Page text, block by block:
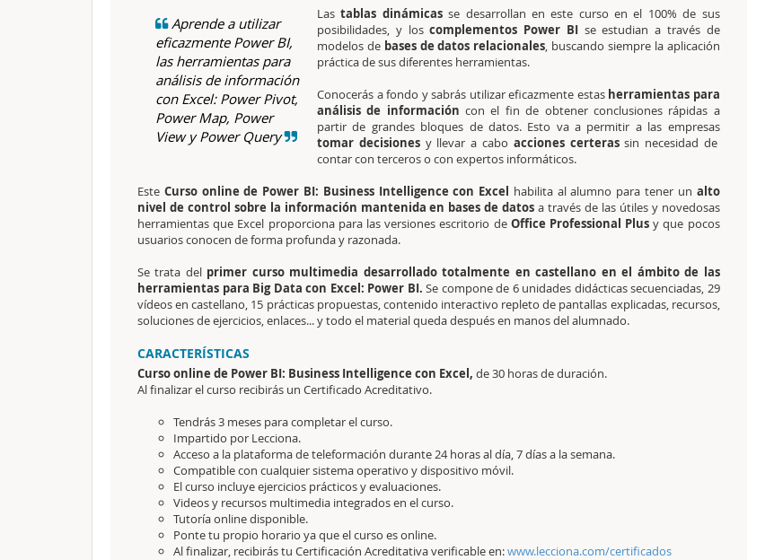
Aprende a utilizar
eficazmente Power BI,
las herramientas para
análisis de información
con Excel: Power Pivot,
Power Map, Power
View y Power Query
Lastablas dinámicasse desarrollan en este curso en el 100% de sus
posibilidades, y loscomplementos Power BI se estudian a través de
modelos debases de datos relacionales, buscando siempre la aplicación
práctica de sus diferentes herramientas.
Conocerás a fondo y sabrás utilizar eficazmente estasherramientas para
análisis de información con el fin de obtener conclusiones rápidas a
partir de grandes bloques de datos. Esto va a permitir a las empresas
tomar decisionesy llevar a cabo acciones certerassin necesidad de
contar con terceros o con expertos informáticos.
Este Curso online de Power BI: Business Intelligence con Excel habilita al alumno para tener un alto
nivel de control sobre la información mantenida en bases de datos a través de las útiles y novedosas
herramientas que Excel proporciona para las versiones escritorio de Office Professional Plus y que pocos
usuarios conocen de forma profunda y razonada.
Se trata del primer curso multimedia desarrollado totalmente en castellano en el ámbito de las
herramientas para Big Data con Excel: Power BI.Se compone de 6 unidades didácticas secuenciadas, 29
vídeos en castellano, 15 prácticas propuestas, contenido interactivo repleto de pantallas explicadas, recursos,
soluciones de ejercicios, enlaces... y todo el material queda después en manos del alumnado.
CARACTERÍSTICAS
Curso online de Power BI: Business Intelligence con Excel, de 30 horas de duración.
Al finalizar el curso recibirás un Certificado Acreditativo.
Tendrás 3 meses para completar el curso.
Impartido por Lecciona.
Acceso a la plataforma de teleformación durante 24 horas al día, 7 días a la semana.
Compatible con cualquier sistema operativo y dispositivo móvil.
El curso incluye ejercicios prácticos y evaluaciones.
Videos y recursos multimedia integrados en el curso.
Tutoría online disponible.
Ponte tu propio horario ya que el curso es online.
Al finalizar, recibirás tu Certificación Acreditativa verificable en:www.lecciona.com/certificados